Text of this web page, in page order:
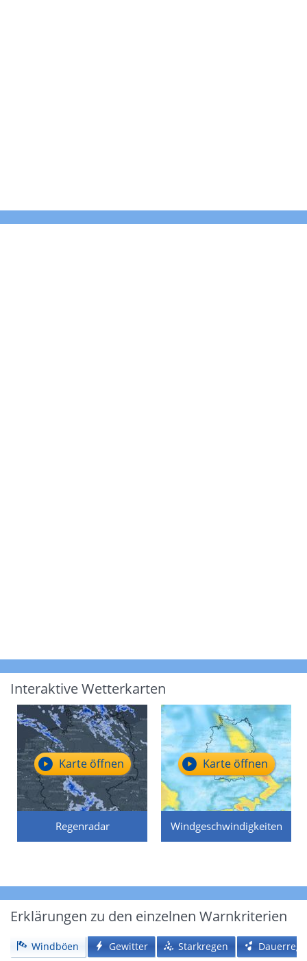
Interaktive Wetterkarten
Regenradar
Karte öffnen
Windgeschwindigkeiten
Karte öffnen
Erklärungen zu den einzelnen Warnkriterien
Windböen Gewitter Starkregen